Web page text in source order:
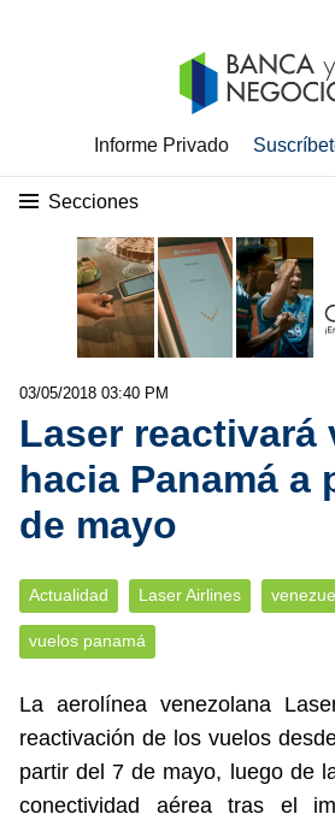
Informe Privado
Secciones
03/05/2018 03:40 PM
Laser reactivará
hacia Panamá a
de mayo
Actualidad Laser Airlines
vuelos panamá
La aerolínea venezolana
reactivación de los vuelos
partir del 7 de mayo, luego de
conectividad aérea tras el